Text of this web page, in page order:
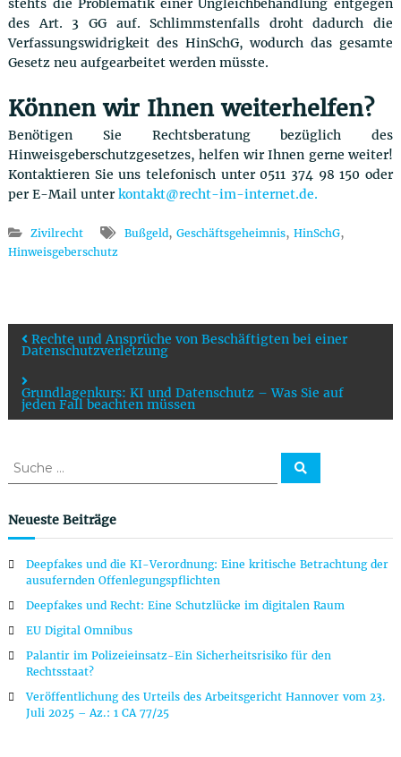
stehts die Problematik einer Ungleichbehandlung entgegen
des Art. 3 GG auf. Schlimmstenfalls droht dadurch die
Verfassungswidrigkeit des HinSchG, wodurch das gesamte
Gesetz neu aufgearbeitet werden müsste.
Können wir Ihnen weiterhelfen?
Benötigen Sie Rechtsberatung bezüglich des
Hinweisgeberschutzgesetzes, helfen wir Ihnen gerne weiter!
Kontaktieren Sie uns telefonisch unter 0511 374 98 150 oder
per E-Mail unterkontakt@recht-im-internet.de.
Zivilrecht Bußgeld, Geschäftsgeheimnis, HinSchG,
Hinweisgeberschutz
B
i
t
a
s
n
a
Rechte und Ansprüche von Beschäftigten bei einer
Datenschutzverletzung
Grundlagenkurs: KI und Datenschutz – Was Sie auf
jeden Fall beachten müssen
h
e
a
h
:
S
Neueste Beiträge
Deepfakes und die KI-Verordnung: Eine kritische Betrachtung der
ausufernden Offenlegungspflichten
Deepfakes und Recht: Eine Schutzlücke im digitalen Raum
EU Digital Omnibus
Palantir im Polizeieinsatz-Ein Sicherheitsrisiko für den
Rechtsstaat?
Veröffentlichung des Urteils des Arbeitsgericht Hannover vom 23.
Juli 2025 – Az.: 1 CA 77/25